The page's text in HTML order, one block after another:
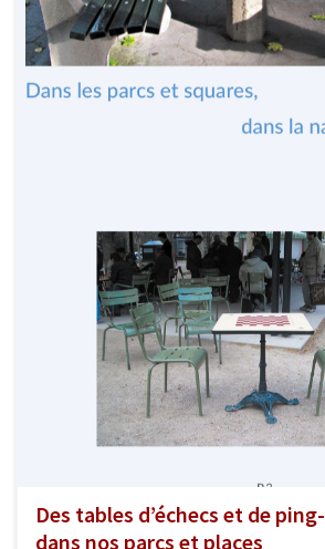
Des tables d’échecs et de
dans nos parcs et places